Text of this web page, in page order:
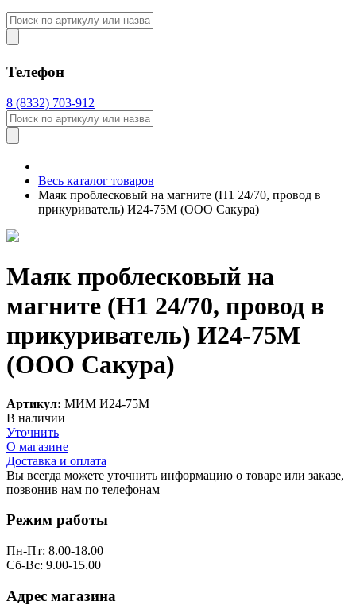
Телефон
8 (8332) 703-912
Весь каталог товаров
Маяк проблесковый на магните (Н1 24/70, провод в
прикуриватель) И24-75М (ООО Сакура)
Маяк проблесковый на
магните (Н1 24/70, провод в
прикуриватель) И24-75М
(ООО Сакура)
Артикул: МИМ И24-75М
В наличии
Уточнить
О магазине
Доставка и оплата
Вы всегда можете уточнить информацию о товаре или заказе,
позвонив нам по телефонам
Режим работы
Пн-Пт: 8.00-18.00
Сб-Вс: 9.00-15.00
Адрес магазина